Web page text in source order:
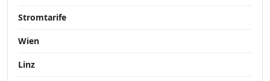
Stromtarife
Wien
Linz